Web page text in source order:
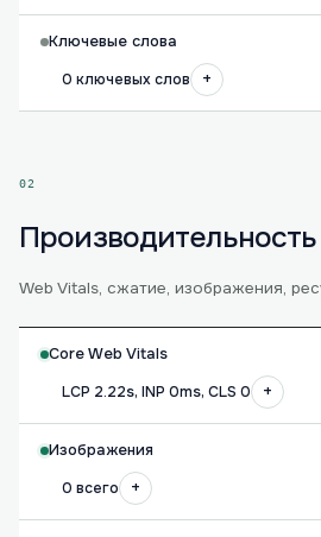
Ключевые слова
0 ключевых слов
+
02
Производительность
Web Vitals, сжатие, изображения,
Core Web Vitals
LCP 2.22s, INP 0ms, CLS 0
+
Изображения
0 всего
+